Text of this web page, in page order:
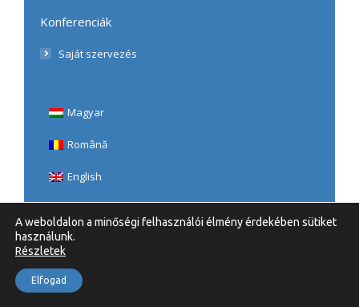
Konferenciák
Saját szervezés
Magyar
Română
English
© 2020 UBB, Teologie Romano-Catolică | Minden Jog
A weboldalon a minőségi felhasználói élmény érdekében sütiket
használunk.
Részletek
Elfogad